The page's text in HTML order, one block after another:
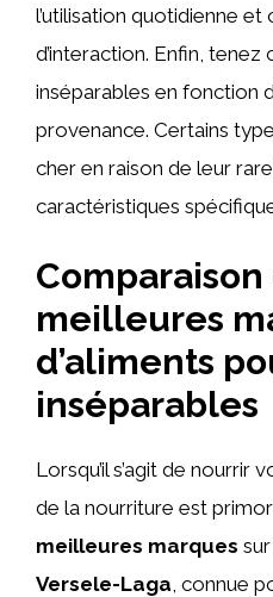
l’utilisation quotidienne et
d’interaction. Enfin, tenez
inséparables en fonction
provenance. Certains
cher en raison de leur
caractéristiques
Comparaison
meilleures
d’aliments
inséparables
Lorsqu’il s’agit de nourrir
de la nourriture est
meilleures marques
Versele-Laga, connue